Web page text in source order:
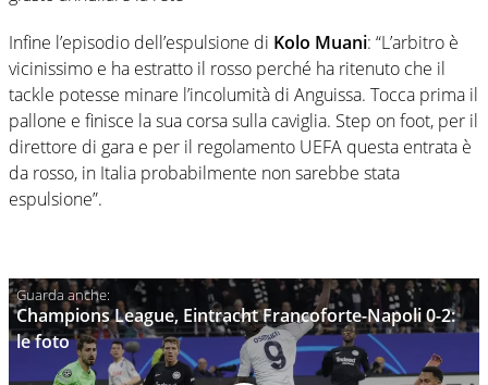
Infine l’episodio dell’espulsione di Kolo Muani: “L’arbitro è
vicinissimo e ha estratto il rosso perché ha ritenuto che il
tackle potesse minare l’incolumità di Anguissa. Tocca prima il
pallone e finisce la sua corsa sulla caviglia. Step on foot, per il
direttore di gara e per il regolamento UEFA questa entrata è
da rosso, in Italia probabilmente non sarebbe stata
espulsione”.
Champions League, Eintracht Francoforte-Napoli 0-2:
le foto